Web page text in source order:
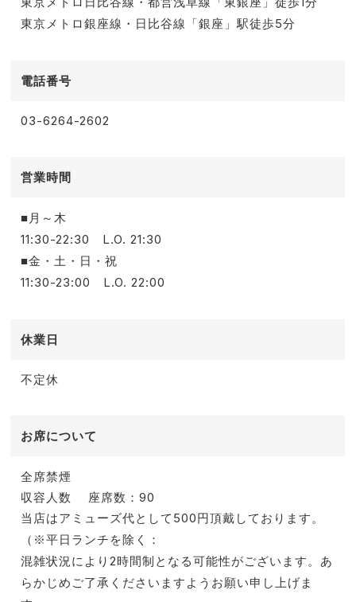
東京メトロ銀座線・日比谷線「銀座」駅徒歩5分
電話番号
03-6264-2602
営業時間
■月～木
11:30-22:30 L.O. 21:30
■金・土・日・祝
11:30-23:00 L.O. 22:00
休業日
不定休
お席について
全席禁煙
収容人数 座席数：90
当店はアミューズ代として500円頂戴しております。
（※平日ランチを除く：
混雑状況により2時間制となる可能性がございます。あ
らかじめご了承くださいますようお願い申し上げま